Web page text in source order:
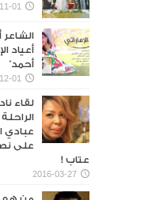
01
أعياد
أحمد”
01
لقاء
عبادي
على
عتاب !
2016-03-27